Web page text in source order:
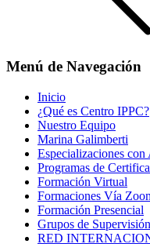
Menú de Navegación
Inicio
¿Qué es Centro IPPC?
Nuestro Equipo
Marina Galimberti
Especializaciones
Programas de
Formación Virtual
Formaciones Vía
Formación Presencial
Grupos de Supervisión
RED